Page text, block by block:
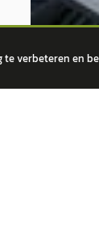
verbeteren en